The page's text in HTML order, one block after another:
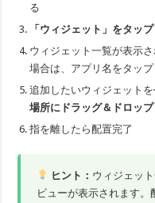
る
「ウィジェット」をタップ
ウィジェット一覧が表示
場合は、アプリ名をタッ
追加したいウィジェットを
場所にドラッグ＆ドロップ
指を離したら配置完了
ヒント： ウィジェッ
ビューが表示されます